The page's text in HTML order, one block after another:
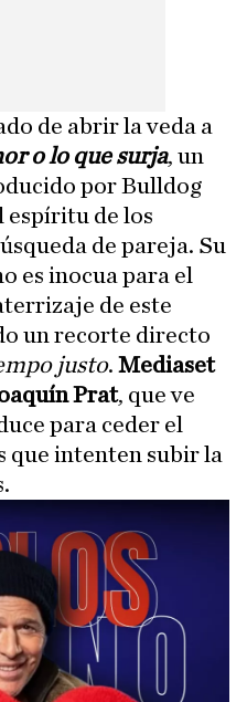
de abrir la veda a
o lo que surja, un
por Bulldog
espíritu de los
de pareja. Su
es inocua para el
de este
un recorte directo
justo. Mediaset
Prat, que ve
para ceder el
que intenten subir la